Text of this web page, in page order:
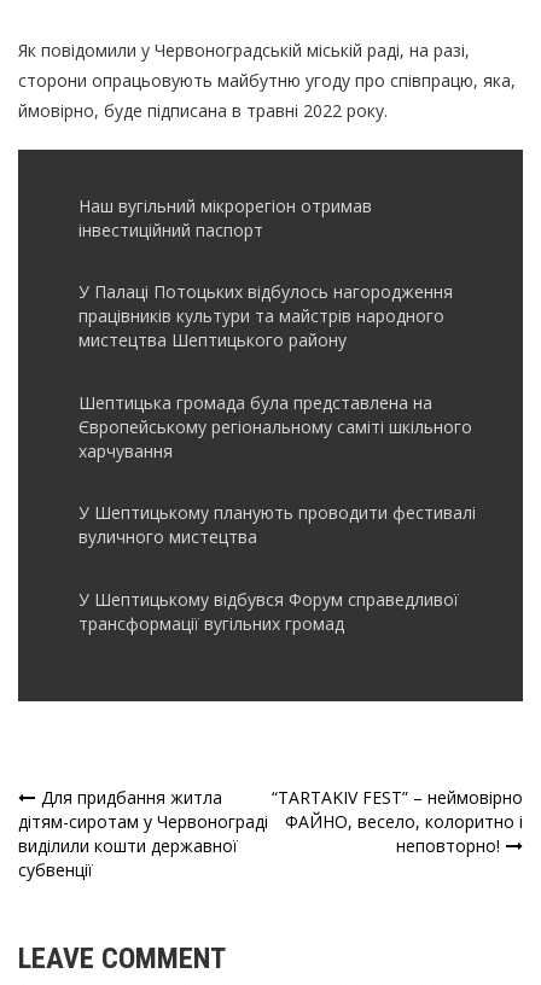
Як повідомили у Червоноградській міській раді, на разі,
сторони опрацьовують майбутню угоду про співпрацю, яка,
ймовірно, буде підписана в травні 2022 року.
Наш вугільний мікрорегіон отримав
інвеcтиційний паспорт
У Палаці Потоцьких відбулось нагородження
працівників культури та майстрів народного
мистецтва Шептицького району
Шептицька громада була представлена на
Європейському регіональному саміті шкільного
харчування
У Шептицькому планують проводити фестивалі
вуличного мистецтва
У Шептицькому відбувся Форум справедливої
трансформації вугільних громад
Навігація
записів
Для придбання житла
дітям-сиротам у Червонограді
виділили кошти державної
субвенції
“TARTAKIV FEST” – неймовірно
ФАЙНО, весело, колоритно і
неповторно!
LEAVE COMMENT